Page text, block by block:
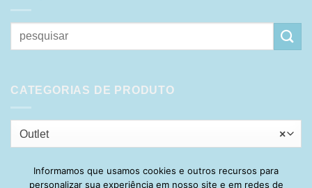
Pesquisar
por:
CATEGORIAS DE PRODUTO
×
Outlet
Visa PayPal Stripe MasterCard
Cash
Informamos que usamos cookies e outros recursos para
personalizar sua experiência em nosso site e em redes de